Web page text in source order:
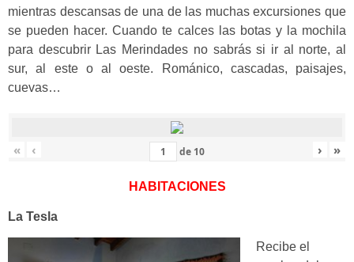
mientras descansas de una de las muchas excursiones que
se pueden hacer. Cuando te calces las botas y la mochila
para descubrir Las Merindades no sabrás si ir al norte, al
sur, al este o al oeste. Románico, cascadas, paisajes,
cuevas…
« ‹ de 10 › »
HABITACIONES
La Tesla
Recibe el